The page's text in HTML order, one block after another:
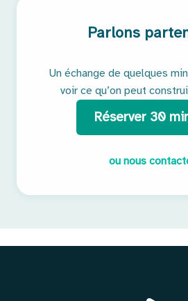
Parlons
Un échange de quelques
voir ce qu’on peut
Réserver 30
ou nous